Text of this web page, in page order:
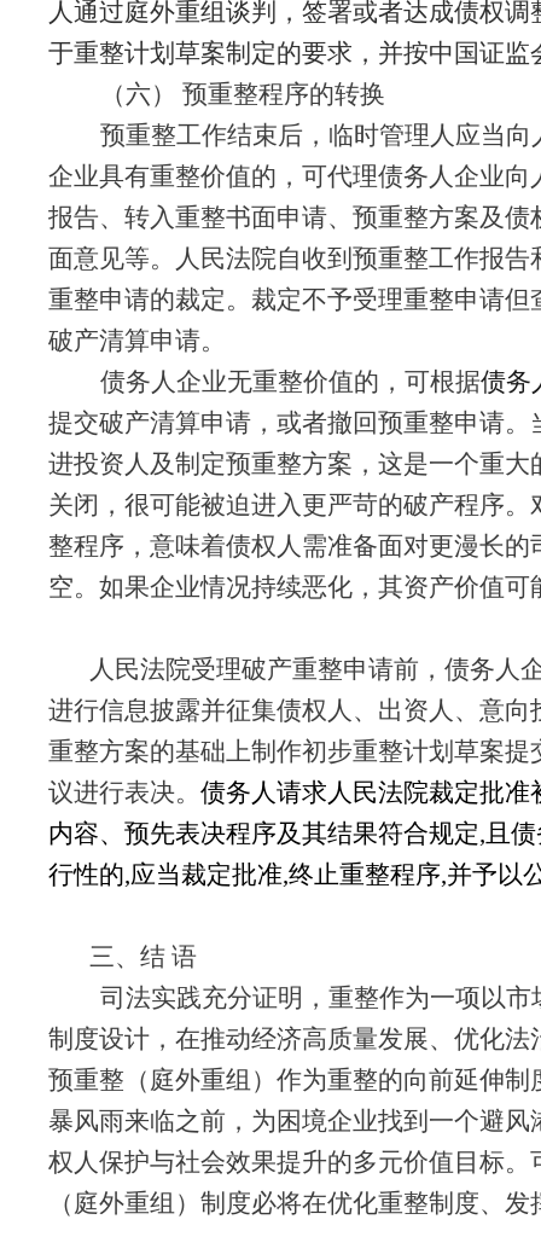
人通过庭外重组谈判，签署或者达成债权
于重整计划草案制定的要求，并按中国证
（六）
预重整程序的转换
预重整工作结束后，临时管理人应当
企业具有重整价值的，可代理债务人企业
报告、转入重整书面申请、预重整方案及
面意见等。人民法院自收到预重整工作报
重整申请的裁定。裁定不予受理重整申请
破产清算申请。
债务人企业无重整价值的，可根据债务
提交破产清算申请，或者撤回预重整申请。
进投资人及制定预重整方案，这是一个重
关闭，很可能被迫进入更严苛的破产程序
整程序，意味着债权人需准备面对更漫长
空。如果企业情况持续恶化，其资产价值
人民法院受理破产重整申请前，债务人
进行信息披露并征集债权人、 出资人、意向
重整方案的基础上制作初步重整计划草案
议进行表决。 债务人请求人民法院裁定批准
内容、预先表决程序及其结果符合规定,且
行性的,应当裁定批准,终止重整程序,并予以
三、结 语
司法实践充分证明，重整作为一项以
制度设计，在推动经济高质量发展、优化
预重整（庭外重组）作为重整的向前延伸
暴风雨来临之前，为困境企业找到一个避
权人保护与社会效果提升的多元价值目标
（庭外重组）制度必将在优化重整制度、